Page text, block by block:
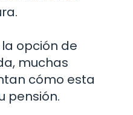
opción de
muchas
cómo esta
pensión.